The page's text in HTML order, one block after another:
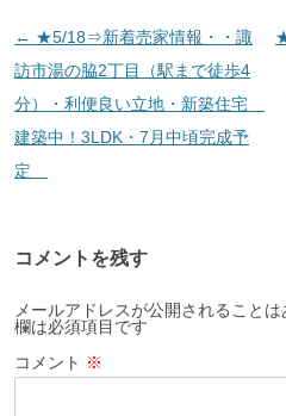
投
稿
ナ
ビ
ゲ
ョ
ン
← ★5/18⇒新着売家情報・・諏
訪市湯の脇2丁目（駅まで徒歩4
分）・利便良い立地・新築住宅
建築中！3LDK・7月中頃完成予
定
コメントを残す
メールアドレスが公開されることは
欄は必須項目です
コメント ※